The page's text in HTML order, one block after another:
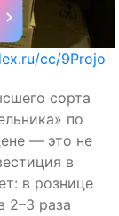
cc/9Projo
сорта
по
— это не
в
в рознице
2–3 раза